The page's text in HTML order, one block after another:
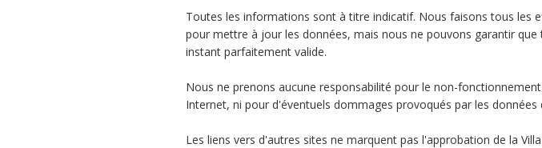
Toutes les informations sont à titre indicatif. Nous faisons tous les
pour mettre à jour les données, mais nous ne pouvons garantir
instant parfaitement valide.
Nous ne prenons aucune responsabilité pour le non-
Internet, ni pour d'éventuels dommages provoqués par les données
Les liens vers d'autres sites ne marquent pas l'approbation de la